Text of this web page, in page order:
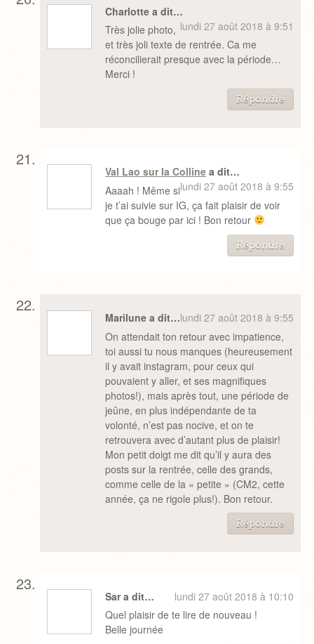
Charlotte a dit…
lundi 27 août 2018 à 9:51
Très jolie photo,
et très joli texte de rentrée. Ca me
réconcilierait presque avec la période…
Merci !
Répondre
Val Lao sur la Collinea dit…
lundi 27 août 2018 à 9:55
Aaaah ! Même si
je t’ai suivie sur IG, ça fait plaisir de voir
que ça bouge par ici ! Bon retour
Répondre
Marilune a dit…lundi 27 août 2018 à 9:55
On attendait ton retour avec impatience,
toi aussi tu nous manques (heureusement
il y avait instagram, pour ceux qui
pouvaient y aller, et ses magnifiques
photos!), mais après tout, une période de
jeûne, en plus indépendante de ta
volonté, n’est pas nocive, et on te
retrouvera avec d’autant plus de plaisir!
Mon petit doigt me dit qu’il y aura des
posts sur la rentrée, celle des grands,
comme celle de la « petite » (CM2, cette
année, ça ne rigole plus!). Bon retour.
Répondre
Sar a dit…
lundi 27 août 2018 à 10:10
Quel plaisir de te lire de nouveau !
Belle journée